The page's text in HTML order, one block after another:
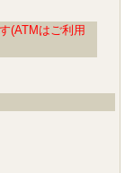
(ATMはご利用